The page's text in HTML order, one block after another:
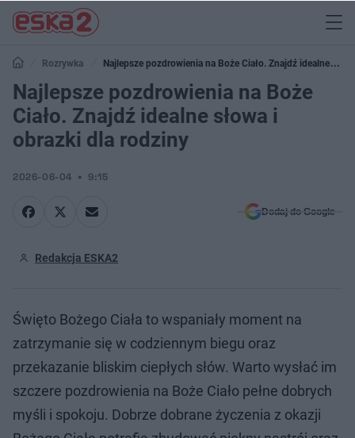
Rozrywka
Najlepsze pozdrowienia na Boże Ciało. Znajdź idealne
słowa i obrazki dla rodziny
Najlepsze pozdrowienia na Boże
Ciało. Znajdź idealne słowa i
obrazki dla rodziny
2026-06-04 9:15
Dodaj do Google
Redakcja ESKA2
Święto Bożego Ciała to wspaniały moment na
zatrzymanie się w codziennym biegu oraz
przekazanie bliskim ciepłych słów. Warto wysłać im
szczere pozdrowienia na Boże Ciało pełne dobrych
myśli i spokoju. Dobrze dobrane życzenia z okazji